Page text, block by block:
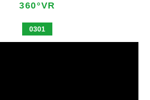
360°VR
0301